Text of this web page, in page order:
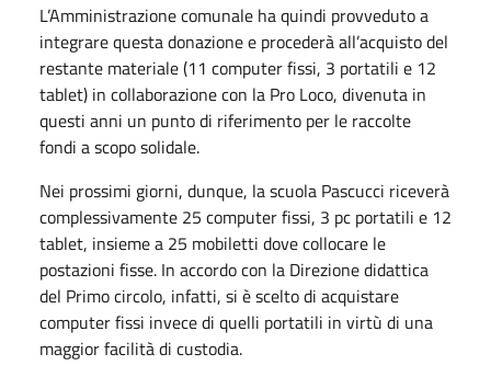
L’Amministrazione comunale ha quindi provveduto a
integrare questa donazione e procederà all’acquisto del
restante materiale (11 computer fissi, 3 portatili e 12
tablet) in collaborazione con la Pro Loco, divenuta in
questi anni un punto di riferimento per le raccolte
fondi a scopo solidale.
Nei prossimi giorni, dunque, la scuola Pascucci riceverà
complessivamente 25 computer fissi, 3 pc portatili e 12
tablet, insieme a 25 mobiletti dove collocare le
postazioni fisse. In accordo con la Direzione didattica
del Primo circolo, infatti, si è scelto di acquistare
computer fissi invece di quelli portatili in virtù di una
maggior facilità di custodia.